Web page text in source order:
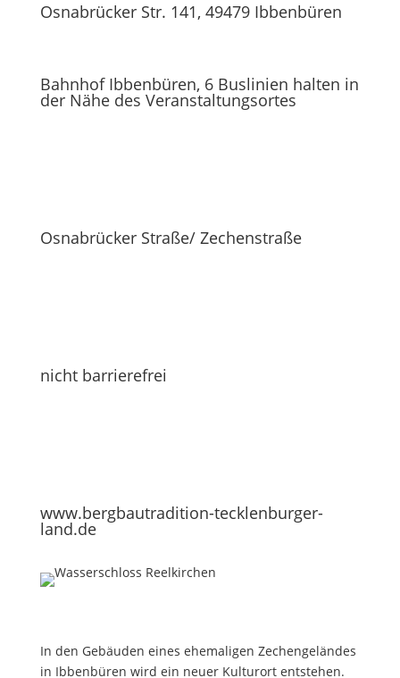
Osnabrücker Str. 141, 49479 Ibbenbüren
Bahnhof Ibbenbüren, 6 Buslinien halten in
der Nähe des Veranstaltungsortes
Osnabrücker Straße/ Zechenstraße
nicht barrierefrei
www.bergbautradition-tecklenburger-
land.de
In den Gebäuden eines ehemaligen Zechengeländes
in Ibbenbüren wird ein neuer Kulturort entstehen.